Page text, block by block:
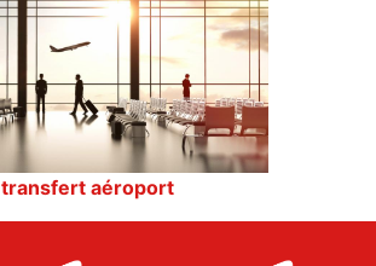
transfert aéroport